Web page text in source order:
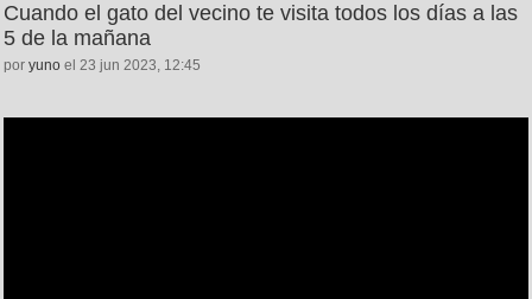
Cuando el gato del vecino te visita todos los días a las
5 de la mañana
por yuno el 23 jun 2023, 12:45